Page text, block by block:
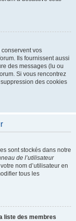
vos
Ils fournissent aussi
des messages (lu ou
Si vous rencontrez
des cookies
sont stockés dans notre
de l’utilisateur
nom d’utilisateur en
tous les
liste des membres